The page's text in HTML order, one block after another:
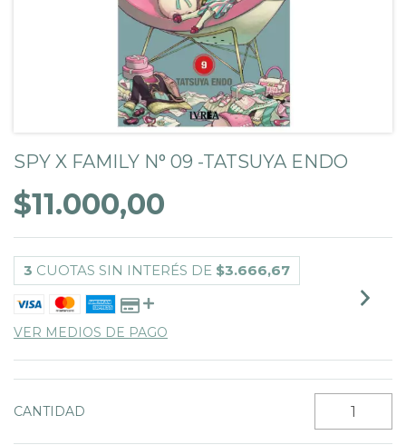
SPY X FAMILY N° 09 -TATSUYA ENDO
$11.000,00
3 CUOTAS SIN INTERÉS DE $3.666,67
VER MEDIOS DE PAGO
CANTIDAD